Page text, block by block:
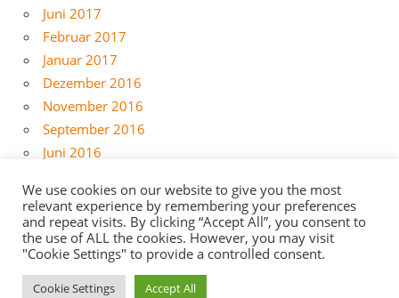
Juni 2017
Februar 2017
Januar 2017
Dezember 2016
November 2016
September 2016
Juni 2016
April 2016
März 2016
Februar 2016
We use cookies on our website to give you the most
relevant experience by remembering your preferences
and repeat visits. By clicking “Accept All”, you consent to
the use of ALL the cookies. However, you may visit
"Cookie Settings" to provide a controlled consent.
Cookie Settings Accept All